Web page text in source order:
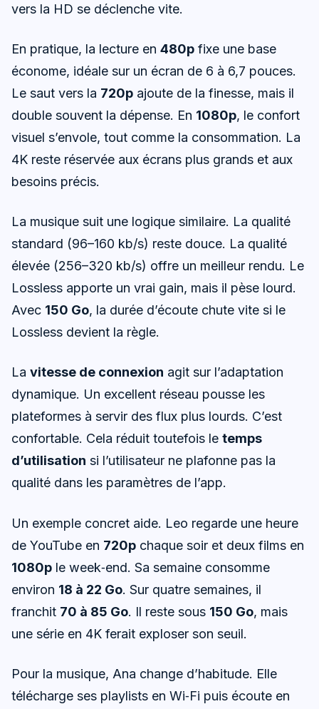
vers la HD se déclenche vite.
En pratique, la lecture en 480p fixe une base
économe, idéale sur un écran de 6 à 6,7 pouces.
Le saut vers la 720p ajoute de la finesse, mais il
double souvent la dépense. En 1080p, le confort
visuel s’envole, tout comme la consommation. La
4K reste réservée aux écrans plus grands et aux
besoins précis.
La musique suit une logique similaire. La qualité
standard (96–160 kb/s) reste douce. La qualité
élevée (256–320 kb/s) offre un meilleur rendu. Le
Lossless apporte un vrai gain, mais il pèse lourd.
Avec 150 Go, la durée d’écoute chute vite si le
Lossless devient la règle.
La vitesse de connexion agit sur l’adaptation
dynamique. Un excellent réseau pousse les
plateformes à servir des flux plus lourds. C’est
confortable. Cela réduit toutefois le temps
d’utilisation si l’utilisateur ne plafonne pas la
qualité dans les paramètres de l’app.
Un exemple concret aide. Leo regarde une heure
de YouTube en 720p chaque soir et deux films en
1080p le week‑end. Sa semaine consomme
environ 18 à 22 Go. Sur quatre semaines, il
franchit 70 à 85 Go. Il reste sous 150 Go, mais
une série en 4K ferait exploser son seuil.
Pour la musique, Ana change d’habitude. Elle
télécharge ses playlists en Wi‑Fi puis écoute en